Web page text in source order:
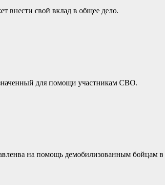
свой вклад в общее дело.
для помощи участникам СВО.
на помощь демобилизованным бойцам в